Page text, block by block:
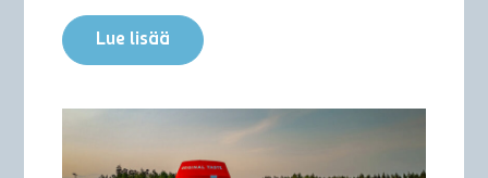
Lue lisää